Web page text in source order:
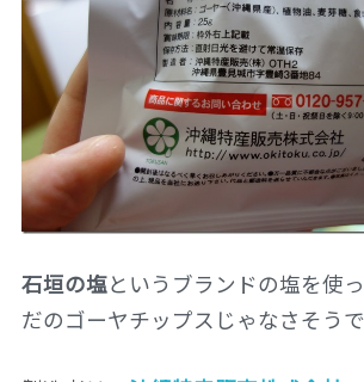
石垣の塩というブランドの塩を使
だのゴーヤチップスじゃなさそうで